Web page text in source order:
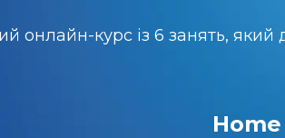
онлайн-курс із 6 занять,
Home